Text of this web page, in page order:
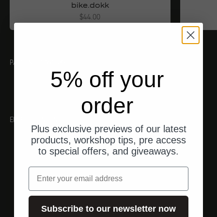
bike.dokk
Angebot
$44.00
PASSENDES WERKZEUG
EMPFEHLUNGEN
5% off your
order
Plus exclusive previews of our latest
products, workshop tips, pre access
to special offers, and giveaways.
Email
Subscribe to our newsletter now